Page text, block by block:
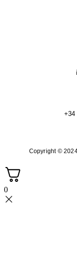
+34
Copyright ©
0